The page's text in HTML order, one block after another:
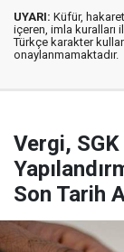
UYARI: Küfür,
içeren, imla kuralları
Türkçe karakter
onaylanmamaktadır.
Vergi,
Son Tarih